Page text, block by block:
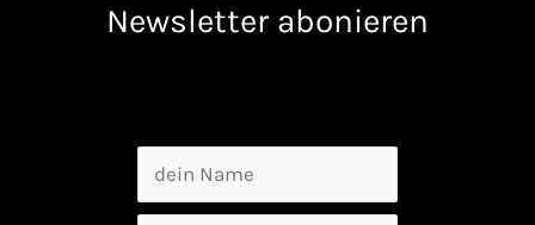
Newsletter abonieren